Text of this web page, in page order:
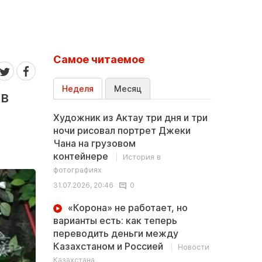
Самое читаемое
Неделя Месяц
Художник из Актау три дня и три
ночи рисовал портрет Джеки
Чана на грузовом
контейнере
История в
фотографиях
31.07.2026, 20:46
0
«Корона» не работает, но
варианты есть: как теперь
переводить деньги между
Казахстаном и Россией
Новости
Казахстана